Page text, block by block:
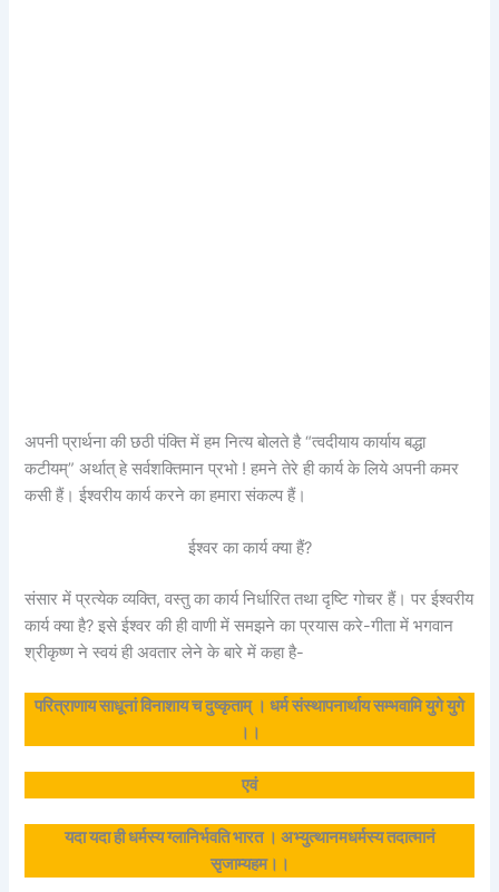
अपनी प्रार्थना की छठी पंक्ति में हम नित्य बोलते है “त्वदीयाय कार्याय बद्धा
कटीयम्” अर्थात् हे सर्वशक्तिमान प्रभो ! हमने तेरे ही कार्य के लिये अपनी कमर
कसी हैं। ईश्वरीय कार्य करने का हमारा संकल्प हैं।
ईश्वर का कार्य क्या हैं?
संसार में प्रत्येक व्यक्ति, वस्तु का कार्य निर्धारित तथा दृष्टि गोचर हैं। पर ईश्वरीय
कार्य क्या है? इसे ईश्वर की ही वाणी में समझने का प्रयास करे-गीता में भगवान
श्रीकृष्ण ने स्वयं ही अवतार लेने के बारे में कहा है-
परित्राणाय साधूनां विनाशाय च दुष्कृताम् । धर्म संस्थापनार्थाय सम्भवामि युगे युगे
।।
एवं
यदा यदा ही धर्मस्य ग्लानिर्भवति भारत । अभ्युत्थानमधर्मस्य तदात्मानं
सृजाम्यहम।।